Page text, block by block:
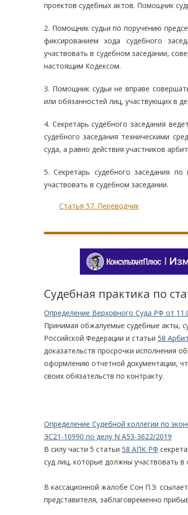
проектов судебных актов. Помощник
2. Помощник судьи по поручению
фиксированием хода судебного
участвовать в судебном заседании,
настоящим Кодексом.
3. Помощник судьи не вправе
или обязанностей лиц, участвующих в
4. Секретарь судебного заседания
судебного заседания техническими
суда, а равно действия участников
5. Секретарь судебного заседания
участвовать в судебном заседании.
Статья 57. Переводчик
Судебная практика по
Определение Верховного Суда РФ от
Принимая обжалуемые судебные акты,
Российской Федерации и статьи 58
доказательств просрочки исполнения
оформлению отчетной документации,
своих обязательств по контракту.
Определение Судебной коллегии по
ЭС21-10990 по делу N А53-3622/2019
В силу части 5 статьи 58 АПК РФ
суд лиц, которые должны участвовать в
В кассационной жалобе Сон П.Э.
представителя, заблаговременно